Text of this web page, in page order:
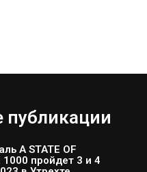
публикации
A STATE OF
1000 пройдет 3 и 4